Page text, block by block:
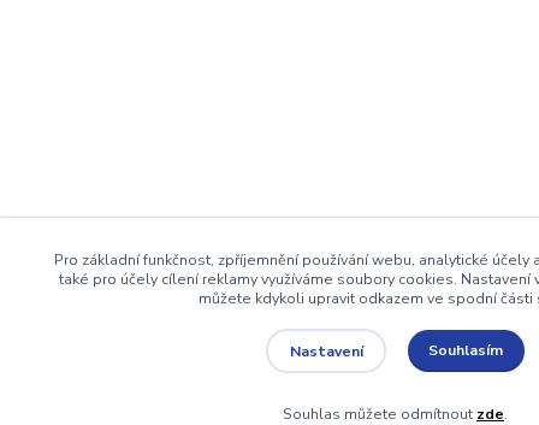
Pro základní funkčnost, zpříjemnění používání webu, analytické
také pro účely cílení reklamy využíváme soubory cookies.
můžete kdykoli upravit odkazem ve spodní části
Nastavení Souhlasím
Souhlas můžete odmítnout zde.